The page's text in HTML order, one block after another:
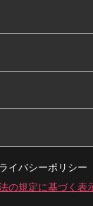
イバシーポリシー
の規定に基づく表